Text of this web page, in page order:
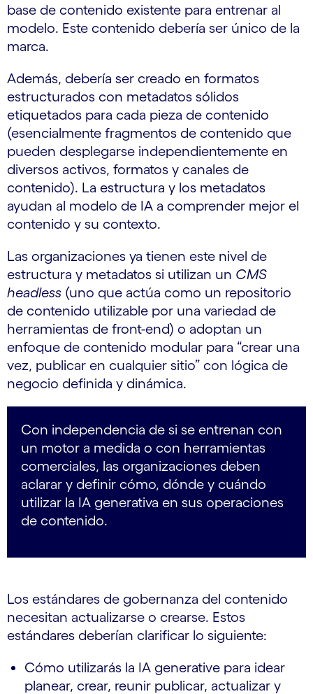
base de contenido existente para entrenar al
modelo. Este contenido debería ser único de la
marca.
Además, debería ser creado en formatos
estructurados con metadatos sólidos
etiquetados para cada pieza de contenido
(esencialmente fragmentos de contenido que
pueden desplegarse independientemente en
diversos activos, formatos y canales de
contenido). La estructura y los metadatos
ayudan al modelo de IA a comprender mejor el
contenido y su contexto.
Las organizaciones ya tienen este nivel de
estructura y metadatos si utilizan un CMS
headless (uno que actúa como un repositorio
de contenido utilizable por una variedad de
herramientas de front-end) o adoptan un
enfoque de contenido modular para “crear una
vez, publicar en cualquier sitio” con lógica de
negocio definida y dinámica.
Con independencia de si se entrenan con
un motor a medida o con herramientas
comerciales, las organizaciones deben
aclarar y definir cómo, dónde y cuándo
utilizar la IA generativa en sus operaciones
de contenido.
Los estándares de gobernanza del contenido
necesitan actualizarse o crearse. Estos
estándares deberían clarificar lo siguiente:
Cómo utilizarás la IA generative para idear
planear, crear, reunir publicar, actualizar y